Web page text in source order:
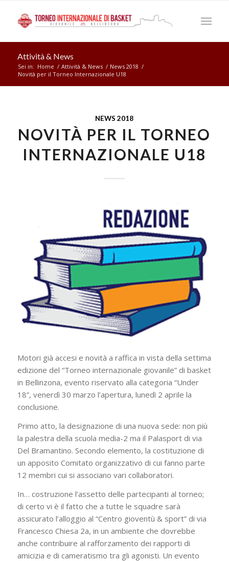
Attività & News
Sei in: Home / Attività & News / News 2018 /
Novità per il Torneo Internazionale U18
NEWS 2018
NOVITÀ PER IL TORNEO
INTERNAZIONALE U18
Motori già accesi e novità a raffica in vista della settima
edizione del “Torneo internazionale giovanile” di basket
in Bellinzona, evento riservato alla categoria “Under
18”, venerdì 30 marzo l’apertura, lunedì 2 aprile la
conclusione.
Primo atto, la designazione di una nuova sede: non più
la palestra della scuola media-2 ma il Palasport di via
Del Bramantino. Secondo elemento, la costituzione di
un apposito Comitato organizzativo di cui fanno parte
12 membri cui si associano vari collaboratori.
In… costruzione l’assetto delle partecipanti al torneo;
di certo vi è il fatto che a tutte le squadre sarà
assicurato l’alloggio al “Centro gioventù & sport” di via
Francesco Chiesa 2a, in un ambiente che dovrebbe
anche contribuire al rafforzamento dei rapporti di
amicizia e di cameratismo tra gli agonisti. Un evento